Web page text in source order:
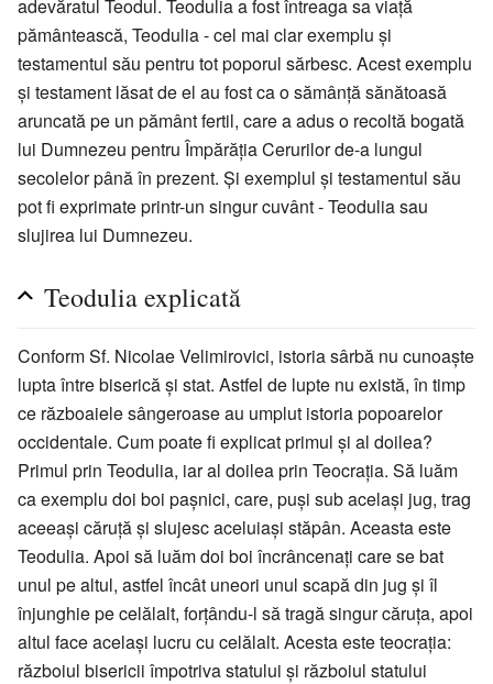
adevăratul Teodul. Teodulia a fost întreaga sa viață
pământească, Teodulia - cel mai clar exemplu și
testamentul său pentru tot poporul sărbesc. Acest exemplu
și testament lăsat de el au fost ca o sămânță sănătoasă
aruncată pe un pământ fertil, care a adus o recoltă bogată
lui Dumnezeu pentru Împărăția Cerurilor de-a lungul
secolelor până în prezent. Și exemplul și testamentul său
pot fi exprimate printr-un singur cuvânt - Teodulia sau
slujirea lui Dumnezeu.
Teodulia explicată
Conform Sf. Nicolae Velimirovici, istoria sârbă nu cunoaște
lupta între biserică și stat. Astfel de lupte nu există, în timp
ce războaiele sângeroase au umplut istoria popoarelor
occidentale. Cum poate fi explicat primul și al doilea?
Primul prin Teodulia, iar al doilea prin Teocrația. Să luăm
ca exemplu doi boi pașnici, care, puși sub același jug, trag
aceeași căruță și slujesc aceluiași stăpân. Aceasta este
Teodulia. Apoi să luăm doi boi încrâncenați care se bat
unul pe altul, astfel încât uneori unul scapă din jug și îl
înjunghie pe celălalt, forțându-l să tragă singur căruța, apoi
altul face același lucru cu celălalt. Acesta este teocrația:
războiul bisericii împotriva statului și războiul statului